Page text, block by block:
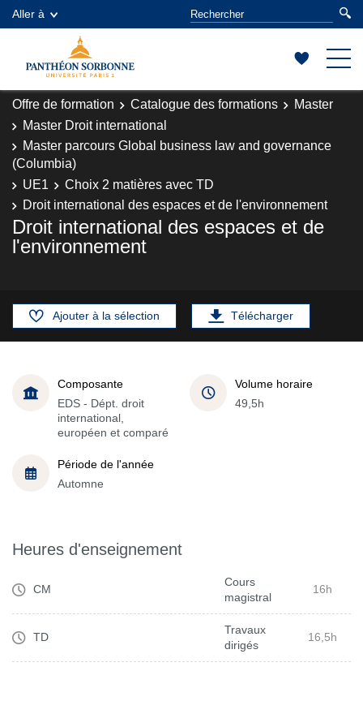
Aller à
Offre de formation Catalogue des formations
Master
Master Droit international
Master parcours Global business law and governance
(Columbia)
UE1
Choix 2 matières avec TD
Droit international des espaces et de l'environnement
Droit international des espaces et de
l'environnement
Ajouter à la sélection Télécharger
Composante
EDS - Dépt. droit
international,
européen et comparé
Volume horaire
49,5h
Période de l'année
Automne
Heures d'enseignement
CM
Cours
magistral
16h
TD
Travaux
dirigés
16,5h